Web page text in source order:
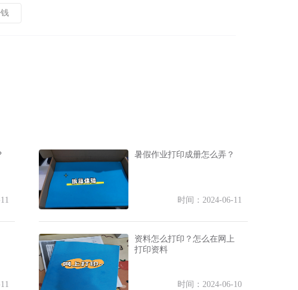
暑假作业打印成册怎么弄？
时间：2024-06-11
资料怎么打印？怎么在网上
打印资料
时间：2024-06-10